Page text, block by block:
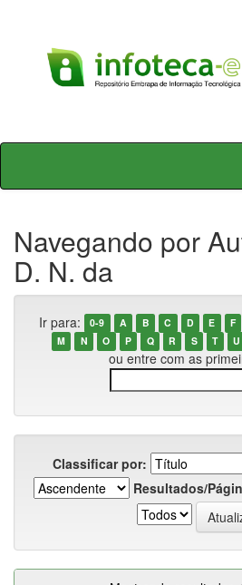
Skip
Navegando por
D. N. da
Ir para: 0-9 A B C D E F
M
N O P Q R S T U
ou entre com as
Classificar por:
Resultados/